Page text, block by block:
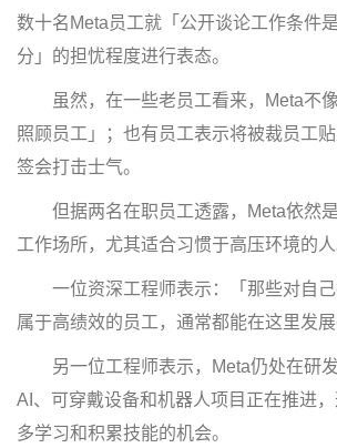
数十名Meta员工就「公开谈论工作条件
分」的担忧程度进行表态。
虽然，在一些老员工看来，Meta不像
照顾员工」；也有员工表示将被裁员工
签会打击士气。
但据两名在职员工透露，Meta依然是
工作场所，尤其适合习惯于高压环境的人
一位资深工程师表示：「那些对自己
属于高绩效的员工，通常都能在这里发展
另一位工程师表示，Meta仍处在研发
AI、可穿戴设备和机器人项目正在推进
多学习和积累技能的机会。